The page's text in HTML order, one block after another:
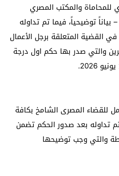
والمكتب المصري
توضيحياً، فيما تم تداوله
القضية المتعلقة برجل الأعمال
والتي صدر بها حكم اول درجة
للقضاء المصرى الشامخ بكافة
تداوله بعد صدور الحكم تضمن
والتي وجب توضيحها